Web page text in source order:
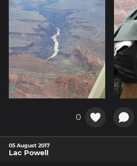
0
05 August 2017
Lac Powell